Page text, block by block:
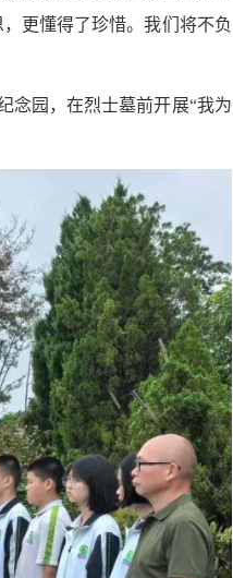
更懂得了珍惜。我们将不负
念园，在烈士墓前开展“我为